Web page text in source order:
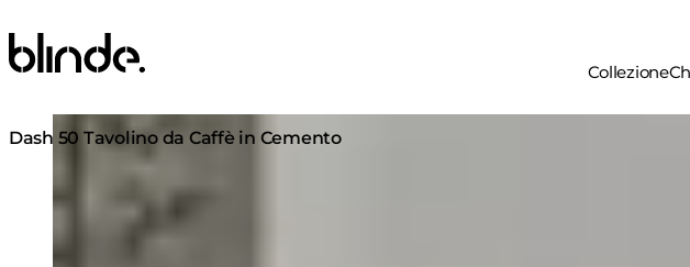
Blinde Design
Collezione
Dash 50 Tavolino da Caffè in Cemento